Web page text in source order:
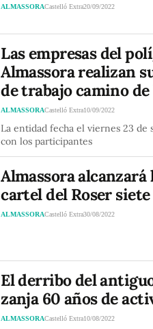
ALMASSORACastelló Extra20/09/2022
Las empresas del
Almassora realizan
de trabajo camino de
ALMASSORACastelló Extra10/09/2022
La entidad fecha el viernes 23
con los participantes
Almassora alcanzará
cartel del Roser siete
ALMASSORACastelló Extra30/08/2022
El derribo del
zanja 60 años de
ALMASSORACastelló Extra10/08/2022